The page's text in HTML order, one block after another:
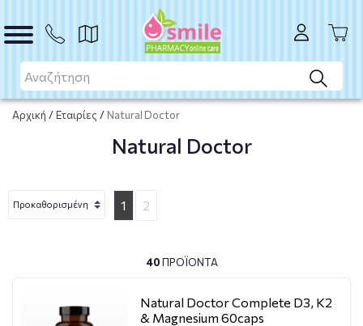
Αρχική /Εταιρίες / Natural Doctor
Natural Doctor
1 2
40ΠΡΟΪΌΝΤΑ
Natural Doctor Complete D3, K2
& Magnesium 60caps